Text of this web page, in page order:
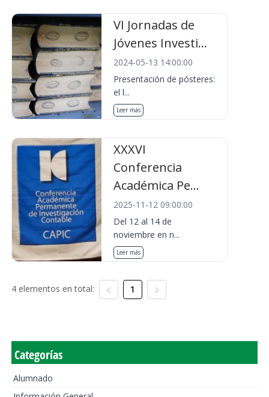
VI Jornadas de
Jóvenes Investi...
2024-05-13 14:00:00
Presentación de pósteres:
el l...
Leer más
XXXVI
Conferencia
Académica Pe...
2025-11-12 09:00:00
Del 12 al 14 de
noviembre en n...
Leer más
4 elementos en total: 1
Categorías
Alumnado